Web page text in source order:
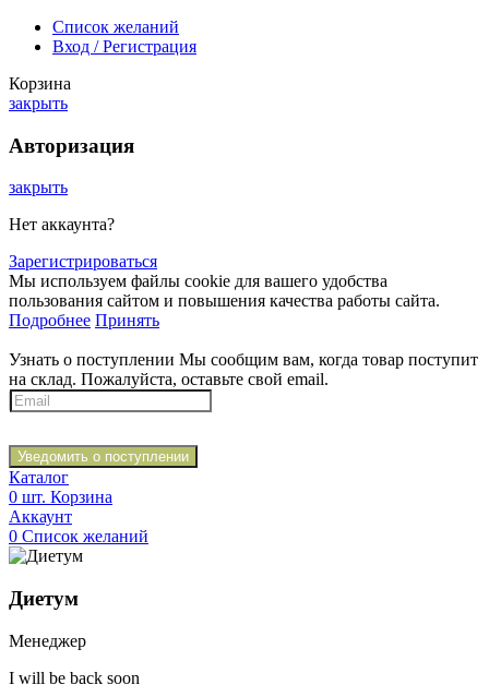
Список желаний
Вход / Регистрация
Корзина
закрыть
Авторизация
закрыть
Нет аккаунта?
Зарегистрироваться
Мы используем файлы cookie для вашего удобства
пользования сайтом и повышения качества работы сайта.
Подробнее Принять
Узнать о поступлении Мы сообщим вам, когда товар поступит
на склад. Пожалуйста, оставьте свой email.
Уведомить о поступлении
Каталог
0 шт. Корзина
Аккаунт
0 Список желаний
Диетум
Менеджер
I will be back soon